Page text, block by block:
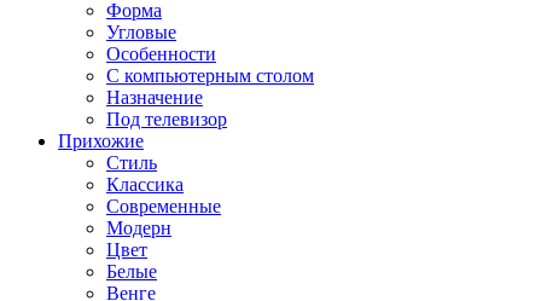
Форма
Угловые
Особенности
С компьютерным столом
Назначение
Под телевизор
Прихожие
Стиль
Классика
Современные
Модерн
Цвет
Белые
Венге